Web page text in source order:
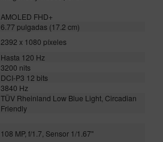
AMOLED FHD+
6.77 pulgadas (17.2 cm)
2392 x 1080 píxeles
Hasta 120 Hz
3200 nits
DCI-P3 12 bits
3840 Hz
TÜV Rheinland Low Blue Light, Circadian
Friendly
108 MP, f/1.7, Sensor 1/1.67"